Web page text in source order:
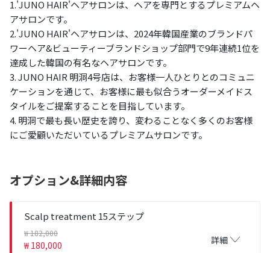
1.'JUNO HAIR'ヘアサロンは、ヘアを専門とするプレミアムヘ
アサロンです。
2.'JUNO HAIR'ヘアサロンは、2024年韓国産業のブランドパ
ワーヘア&ビューティーブランドショップ部門で9年連続1位を
達成した韓国の有名なヘアサロンです。
3. JUNO HAIR 明洞4号店は、お客様一人ひとりとのコミュニ
ケーションを通じて、お客様に最も似合うオーダーメイドス
タイルをご提案することを目指しています。
4. 明洞で最も長い歴史を誇り、変わることなく多くのお客様
にご愛顧いただいているプレミアムサロンです。
オプション&詳細内容
Scalp treatment 15ステップ
₩ 182,000
₩ 180,000 詳細